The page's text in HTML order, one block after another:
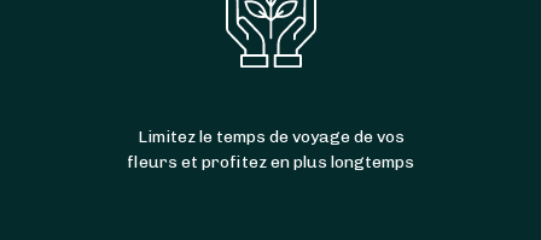
Limitez le temps de voyage de vos
fleurs et profitez en plus longtemps